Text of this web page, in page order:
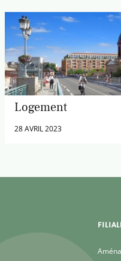
Logement
28 AVRIL 2023